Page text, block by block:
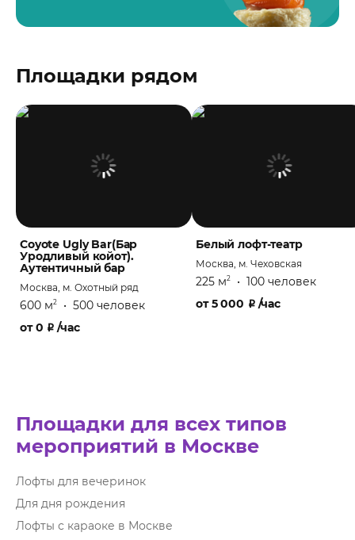
Площадки рядом
Coyote Ugly Bar(Бар
Уродливый койот).
Аутентичный бар
Москва, м. Охотный ряд
600 м2 • 500 человек
от0 ₽ /час
Белый лофт-театр
Москва, м. Чеховская
225 м2 • 100 человек
от5 000 ₽ /час
Площадки для всех типов
мероприятий в Москве
Лофты для вечеринок
Для дня рождения
Лофты с караоке в Москве